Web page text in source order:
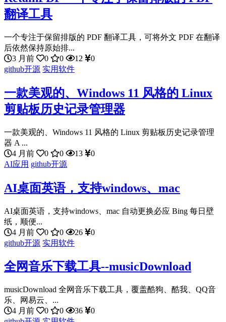
翻译工具
一个专注于保留排版的 PDF 翻译工具，可将外文 PDF 在翻译
后依然保持原始排...
3 月前
0 0 12
0
github开源 实用软件
一款美观的、Windows 11 风格的 Linux
剪贴板历史记录管理器
一款美观的、Windows 11 风格的 Linux 剪贴板历史记录管理
器 A ...
4 月前
0 0 13
0
AI应用 github开源
AI桌面英语，支持windows、mac
AI桌面英语，支持windows、mac 自动更换必应 Bing 每日壁
纸，顺便...
4 月前
0 0 26
0
github开源 实用软件
全网音乐下载工具--musicDownload
musicDownload 全网音乐下载工具，覆盖酷狗、酷我、QQ音
乐、网易云、...
4 月前
0 0 36
0